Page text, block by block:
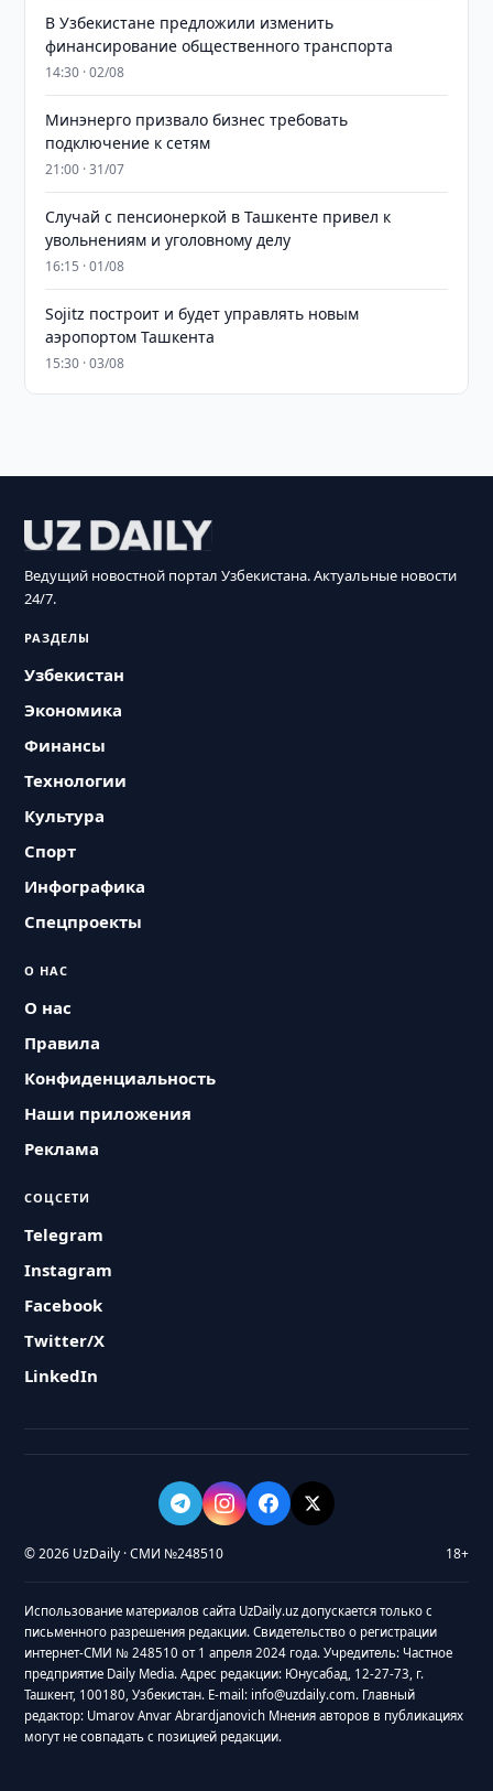
В Узбекистане предложили изменить
финансирование общественного транспорта
14:30 · 02/08
Минэнерго призвало бизнес требовать
подключение к сетям
21:00 · 31/07
Случай с пенсионеркой в Ташкенте привел к
увольнениям и уголовному делу
16:15 · 01/08
Sojitz построит и будет управлять новым
аэропортом Ташкента
15:30 · 03/08
Ведущий новостной портал Узбекистана. Актуальные новости
24/7.
РАЗДЕЛЫ
Узбекистан
Экономика
Финансы
Технологии
Культура
Спорт
Инфографика
Спецпроекты
О НАС
О нас
Правила
Конфиденциальность
Наши приложения
Реклама
СОЦСЕТИ
Telegram
Instagram
Facebook
Twitter/X
LinkedIn
© 2026 UzDaily · СМИ №248510 18+
Использование материалов сайта UzDaily.uz допускается только с
письменного разрешения редакции. Свидетельство о регистрации
интернет-СМИ № 248510 от 1 апреля 2024 года. Учредитель: Частное
предприятие Daily Media. Адрес редакции: Юнусабад, 12-27-73, г.
Ташкент, 100180, Узбекистан. E-mail: info@uzdaily.com. Главный
редактор: Umarov Anvar Abrardjanovich Мнения авторов в публикациях
могут не совпадать с позицией редакции.